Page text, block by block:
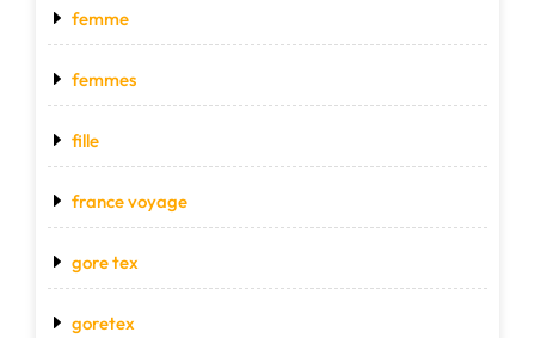
femme
femmes
fille
france voyage
gore tex
goretex